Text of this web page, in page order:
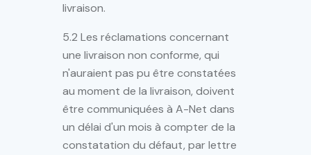
livraison.
5.2 Les réclamations concernant
une livraison non conforme, qui
n'auraient pas pu être constatées
au moment de la livraison, doivent
être communiquées à A-Net dans
un délai d'un mois à compter de la
constatation du défaut, par lettre